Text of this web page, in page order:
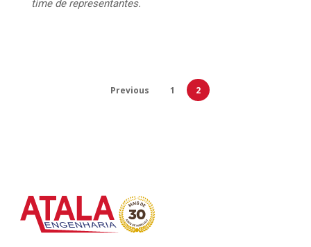
time de representantes.
Previous 1 2